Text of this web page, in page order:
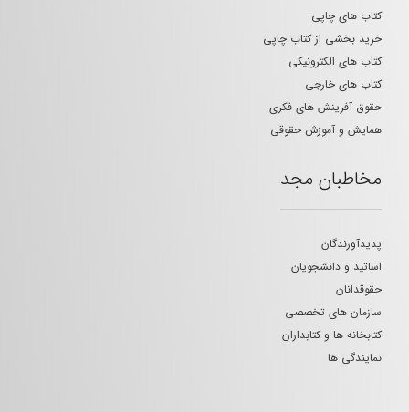
کتاب های چاپی
خرید بخشی از کتاب چاپی
کتاب های الکترونیکی
کتاب های خارجی
حقوق آفرینش های فکری
همایش و آموزش حقوقی
مخاطبان مجد
پدیدآورندگان
اساتید و دانشجویان
حقوقدانان
سازمان های تخصصی
کتابخانه ها و کتابداران
نمایندگی ها